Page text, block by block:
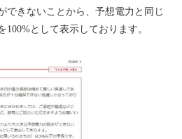
できないことから、予想電力と同じ
として表示しております。